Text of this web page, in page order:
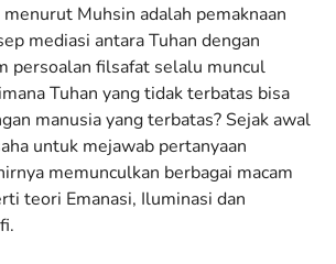
Muhsin adalah pemaknaan
mediasi antara Tuhan dengan
persoalan filsafat selalu muncul
Tuhan yang tidak terbatas bisa
manusia yang terbatas? Sejak awal
untuk mejawab pertanyaan
memunculkan berbagai macam
teori Emanasi, Iluminasi dan